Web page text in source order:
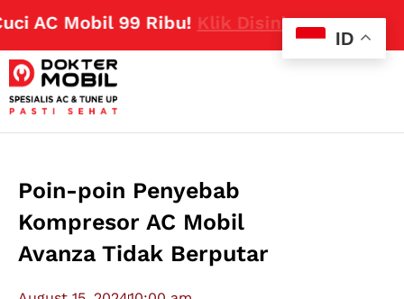
Mobil 99 Ribu!Klik Disini
Poin-poin Penyebab
Kompresor AC Mobil
Avanza Tidak Berputar
ID